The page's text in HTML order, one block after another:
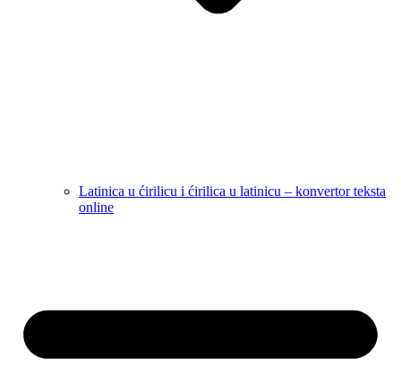
Latinica u ćirilicu i ćirilica u latinicu – konvertor teksta
online